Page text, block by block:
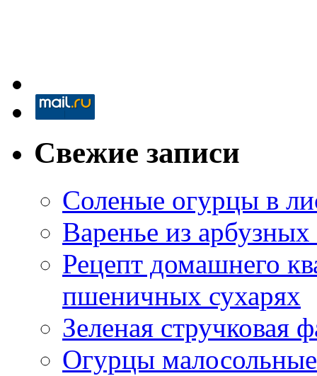
Свежие записи
Соленые огурцы в
Варенье из
Рецепт домашнего
пшеничных сухарях
Зеленая стручковая
Огурцы